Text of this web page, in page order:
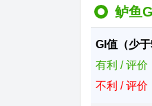
鲈鱼
GI值（少
有利 / 评价
不利 / 评价